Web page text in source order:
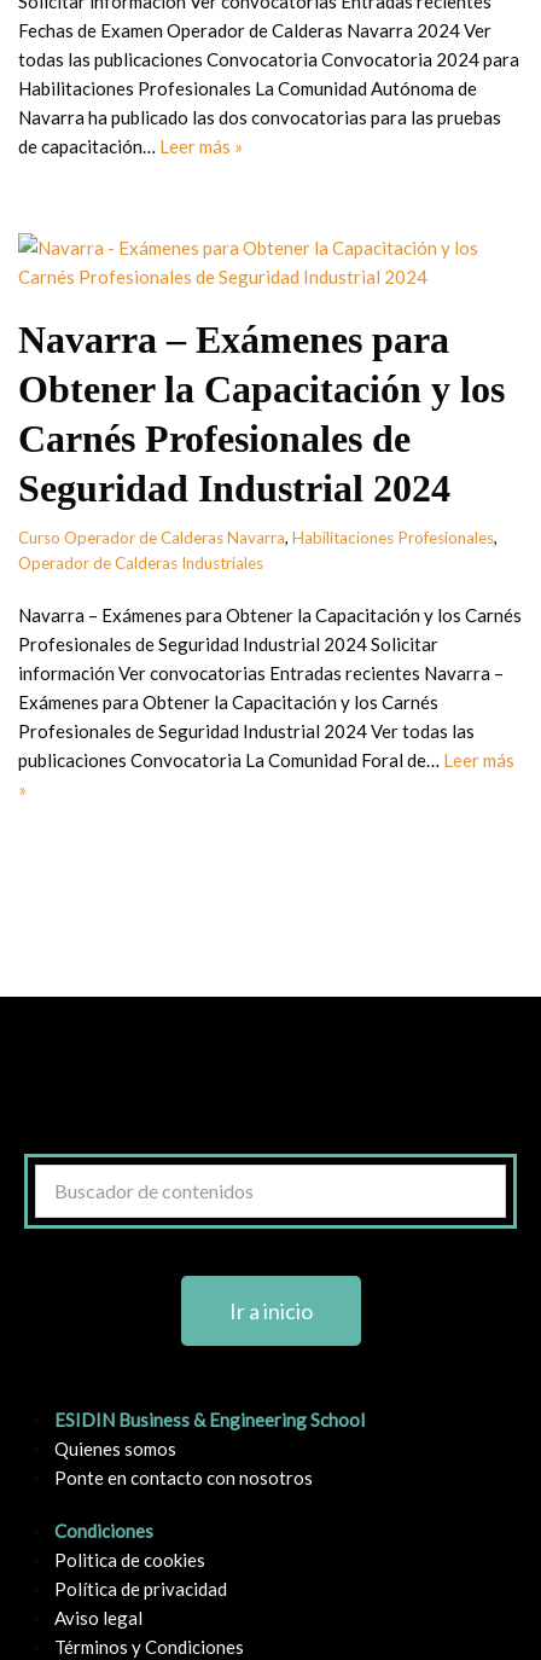
Fechas de Examen Operador de Calderas Navarra 2024 Ver
todas las publicaciones Convocatoria Convocatoria 2024 para
Habilitaciones Profesionales La Comunidad Autónoma de
Navarra ha publicado las dos convocatorias para las pruebas
de capacitación… Leer más »
Navarra – Exámenes para
Obtener la Capacitación y los
Carnés Profesionales de
Seguridad Industrial 2024
Curso Operador de Calderas Navarra, Habilitaciones Profesionales,
Operador de Calderas Industriales
Navarra – Exámenes para Obtener la Capacitación y los Carnés
Profesionales de Seguridad Industrial 2024 Solicitar
información Ver convocatorias Entradas recientes Navarra –
Exámenes para Obtener la Capacitación y los Carnés
Profesionales de Seguridad Industrial 2024 Ver todas las
publicaciones Convocatoria La Comunidad Foral de… Leer más
»
Ir a inicio
ESIDIN Business & Engineering School
Quienes somos
Ponte en contacto con nosotros
Condiciones
Politica de cookies
Política de privacidad
Aviso legal
Términos y Condiciones